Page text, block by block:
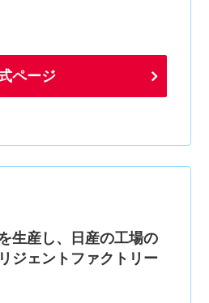
ページ
生産し、日産の工場の
ジェントファクトリー